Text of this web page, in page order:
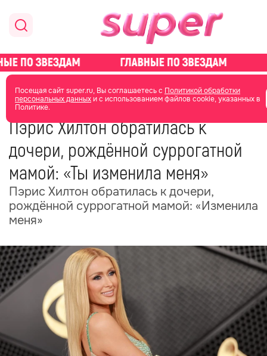
Посещая сайт super.ru, Вы соглашаетесь с Политикой обработки
персональных данныхи с использованием файлов cookie, указанных в
Политике.
главная новости о звездах новости
14 ноября 2025
Пэрис Хилтон обратилась к
дочери, рождённой суррогатной
мамой: «Ты изменила меня»
Пэрис Хилтон обратилась к дочери,
рождённой суррогатной мамой: «Изменила
меня»